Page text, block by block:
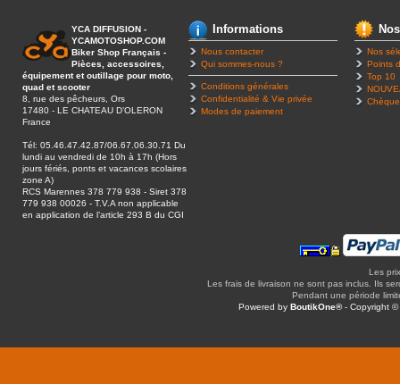
YCA DIFFUSION -
YCAMOTOSHOP.COM
Biker Shop Français -
Pièces, accessoires,
équipement et outillage pour moto,
quad et scooter
8, rue des pêcheurs, Ors
17480 - LE CHATEAU D’OLERON
France
Tél: 05.46.47.42.87/06.67.06.30.71 Du
lundi au vendredi de 10h à 17h (Hors
jours fériés, ponts et vacances scolaires
zone A)
RCS Marennes 378 779 938 - Siret 378
779 938 00026 - T.V.A non applicable
en application de l’article 293 B du CGI
Informations
Nous contacter
Qui sommes-nous ?
Conditions générales
Confidentialité & Vie privée
Modes de paiement
Nos
Points
Top 10
Les
Les frais de livraison ne sont pas inclus. Ils
Pendant une période
Powered byBoutikOne®- Copyright ©